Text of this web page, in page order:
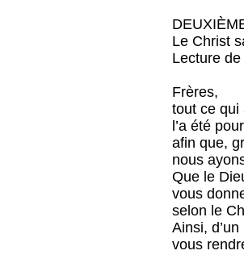
Le Christ
Lecture
Frères,
tout ce qui
l’a été
afin que,
nous
Que le
vous
selon le
Ainsi,
vous